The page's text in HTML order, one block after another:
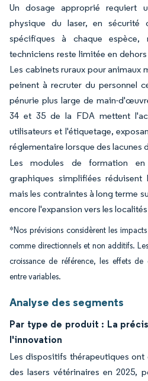
Un dosage approprié requiert
physique du laser, en sécurité
spécifiques à chaque
techniciens reste limitée en
Les cabinets ruraux pour animaux
peinent à recruter du personnel
pénurie plus large de main-
34 et 35 de la FDA mettent
utilisateurs et l'étiquetage,
réglementaire lorsque des lacunes
Les modules de formation
graphiques simplifiées réduisent
mais les contraintes à long terme
encore l'expansion vers les
*Nos prévisions considèrent les
comme directionnels et non additifs.
croissance de référence, les effets
entre variables.
Analyse des segments
Par type de produit : La
l'innovation
Les dispositifs thérapeutiques ont
des lasers vétérinaires en 2025,